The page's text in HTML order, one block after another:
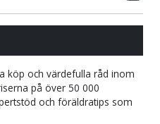
köp och värdefulla råd inom
på över 50 000
och föräldratips som